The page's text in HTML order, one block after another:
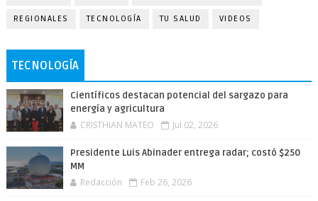
REGIONALES TECNOLOGÍA TU SALUD VIDEOS
TECNOLOGÍA
Científicos destacan potencial del sargazo para
energía y agricultura
CRISTHIAN MATEO Jul 02, 2026
Presidente Luis Abinader entrega radar; costó $250
MM
Redacción Feb 26, 2026